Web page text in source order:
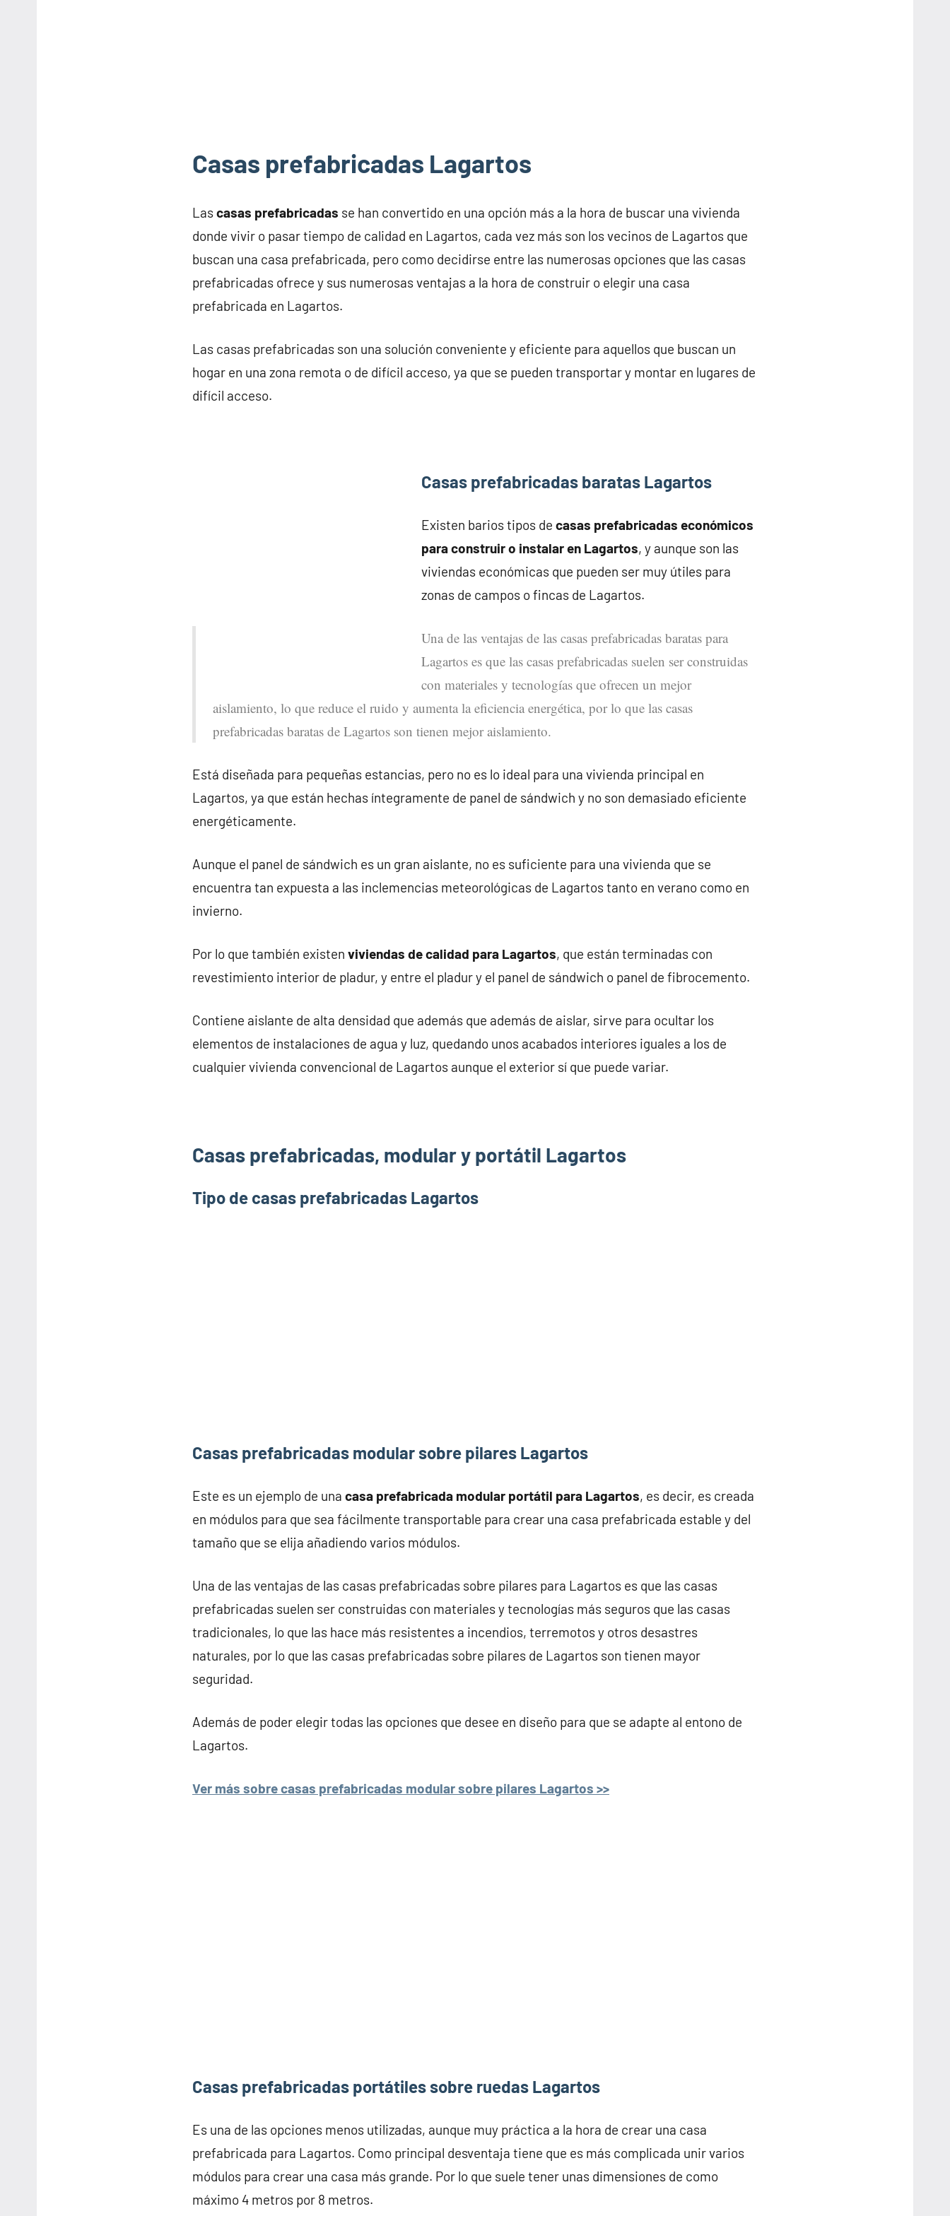
Casas prefabricadas Lagartos
Lascasas prefabricadas se han convertido en una opción más a la hora de buscar una vivienda
donde vivir o pasar tiempo de calidad en Lagartos, cada vez más son los vecinos de Lagartos que
buscan una casa prefabricada, pero como decidirse entre las numerosas opciones que las casas
prefabricadas ofrece y sus numerosas ventajas a la hora de construir o elegir una casa
prefabricada en Lagartos.
Las casas prefabricadas son una solución conveniente y eficiente para aquellos que buscan un
hogar en una zona remota o de difícil acceso, ya que se pueden transportar y montar en lugares de
difícil acceso.
Casas prefabricadas baratas Lagartos
Existen barios tipos de casas prefabricadas económicos
para construir o instalar en Lagartos, y aunque son las
viviendas económicas que pueden ser muy útiles para
zonas de campos o fincas de Lagartos.
Una de las ventajas de las casas prefabricadas baratas para
Lagartos es que las casas prefabricadas suelen ser construidas
con materiales y tecnologías que ofrecen un mejor
aislamiento, lo que reduce el ruido y aumenta la eficiencia energética, por lo que las casas
prefabricadas baratas de Lagartos son tienen mejor aislamiento.
Está diseñada para pequeñas estancias, pero no es lo ideal para una vivienda principal en
Lagartos, ya que están hechas íntegramente de panel de sándwich y no son demasiado eficiente
energéticamente.
Aunque el panel de sándwich es un gran aislante, no es suficiente para una vivienda que se
encuentra tan expuesta a las inclemencias meteorológicas de Lagartos tanto en verano como en
invierno.
Por lo que también existen viviendas de calidad para Lagartos, que están terminadas con
revestimiento interior de pladur, y entre el pladur y el panel de sándwich o panel de fibrocemento.
Contiene aislante de alta densidad que además que además de aislar, sirve para ocultar los
elementos de instalaciones de agua y luz, quedando unos acabados interiores iguales a los de
cualquier vivienda convencional de Lagartos aunque el exterior sí que puede variar.
Casas prefabricadas, modular y portátil Lagartos
Tipo de casas prefabricadas Lagartos
Casas prefabricadas modular sobre pilares Lagartos
Este es un ejemplo de una casa prefabricada modular portátil para Lagartos, es decir, es creada
en módulos para que sea fácilmente transportable para crear una casa prefabricada estable y del
tamaño que se elija añadiendo varios módulos.
Una de las ventajas de las casas prefabricadas sobre pilares para Lagartos es que las casas
prefabricadas suelen ser construidas con materiales y tecnologías más seguros que las casas
tradicionales, lo que las hace más resistentes a incendios, terremotos y otros desastres
naturales, por lo que las casas prefabricadas sobre pilares de Lagartos son tienen mayor
seguridad.
Además de poder elegir todas las opciones que desee en diseño para que se adapte al entono de
Lagartos.
Ver más sobre casas prefabricadas modular sobre pilares Lagartos >>
Casas prefabricadas portátiles sobre ruedas Lagartos
Es una de las opciones menos utilizadas, aunque muy práctica a la hora de crear una casa
prefabricada para Lagartos. Como principal desventaja tiene que es más complicada unir varios
módulos para crear una casa más grande. Por lo que suele tener unas dimensiones de como
máximo 4 metros por 8 metros.